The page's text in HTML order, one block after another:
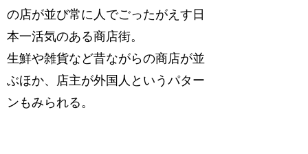
の店が並び常に人でごったがえす日
本一活気のある商店街。
生鮮や雑貨など昔ながらの商店が並
ぶほか、店主が外国人というパター
ンもみられる。